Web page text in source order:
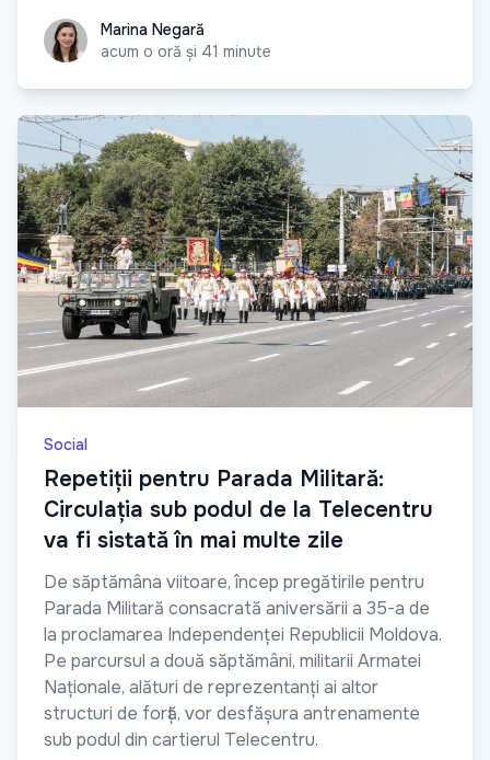
Marina Negară
Marina Negară
acum o oră și 41 minute
Social
Repetiții pentru Parada Militară:
Circulația sub podul de la Telecentru
va fi sistată în mai multe zile
De săptămâna viitoare, încep pregătirile pentru
Parada Militară consacrată aniversării a 35-a de
la proclamarea Independenței Republicii Moldova.
Pe parcursul a două săptămâni, militarii Armatei
Naționale, alături de reprezentanți ai altor
structuri de forță, vor desfășura antrenamente
sub podul din cartierul Telecentru.